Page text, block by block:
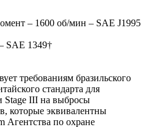
– 1600 об/мин – SAE J1995
SAE 1349†
требованиям бразильского
стандарта для
Stage III на выбросы
которые эквивалентны
Агентства по охране